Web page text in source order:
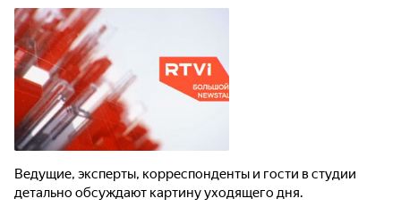
Ведущие, эксперты, корреспонденты и гости в студии
детально обсуждают картину уходящего дня.